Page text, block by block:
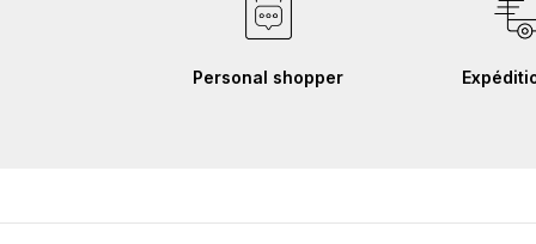
Personal shopper